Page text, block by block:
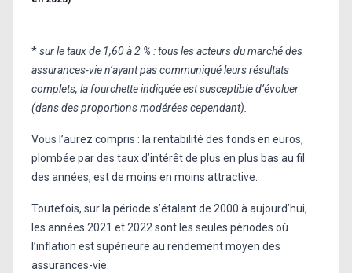
*sur le taux de 1,60 à 2 % : tous les acteurs du marché des
assurances-vie n’ayant pas communiqué leurs résultats
complets, la fourchette indiquée est susceptible d’évoluer
(dans des proportions modérées cependant).
Vous l’aurez compris : la rentabilité des fonds en euros,
plombée par des taux d’intérêt de plus en plus bas au fil
des années, est de moins en moins attractive.
Toutefois, sur la période s’étalant de 2000 à aujourd’hui,
les années 2021 et 2022 sont les seules périodes où
l’inflation est supérieure au rendement moyen des
assurances-vie.